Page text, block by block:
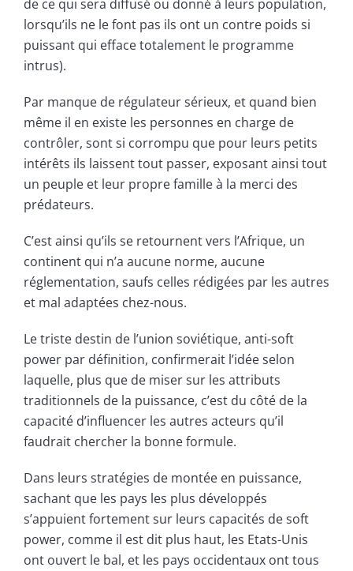
de ce qui sera diffusé ou donné à leurs population,
lorsqu’ils ne le font pas ils ont un contre poids si
puissant qui efface totalement le programme
intrus).
Par manque de régulateur sérieux, et quand bien
même il en existe les personnes en charge de
contrôler, sont si corrompu que pour leurs petits
intérêts ils laissent tout passer, exposant ainsi tout
un peuple et leur propre famille à la merci des
prédateurs.
C’est ainsi qu’ils se retournent vers l’Afrique, un
continent qui n’a aucune norme, aucune
réglementation, saufs celles rédigées par les autres
et mal adaptées chez-nous.
Le triste destin de l’union soviétique, anti-soft
power par définition, confirmerait l’idée selon
laquelle, plus que de miser sur les attributs
traditionnels de la puissance, c’est du côté de la
capacité d’influencer les autres acteurs qu’il
faudrait chercher la bonne formule.
Dans leurs stratégies de montée en puissance,
sachant que les pays les plus développés
s’appuient fortement sur leurs capacités de soft
power, comme il est dit plus haut, les Etats-Unis
ont ouvert le bal, et les pays occidentaux ont tous